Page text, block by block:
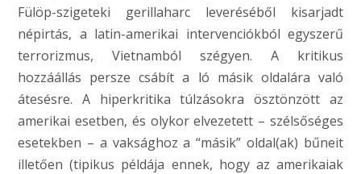
Fülöp-szigeteki gerillaharc leveréséből kisarjadt
népirtás, a latin-amerikai intervenciókból egyszerű
terrorizmus, Vietnamból szégyen. A kritikus
hozzáállás persze csábít a ló másik oldalára való
átesésre. A hiperkritika túlzásokra ösztönzött az
amerikai esetben, és olykor elvezetett – szélsőséges
esetekben – a vaksághoz a “másik” oldal(ak) bűneit
illetően (tipikus példája ennek, hogy az amerikaiak